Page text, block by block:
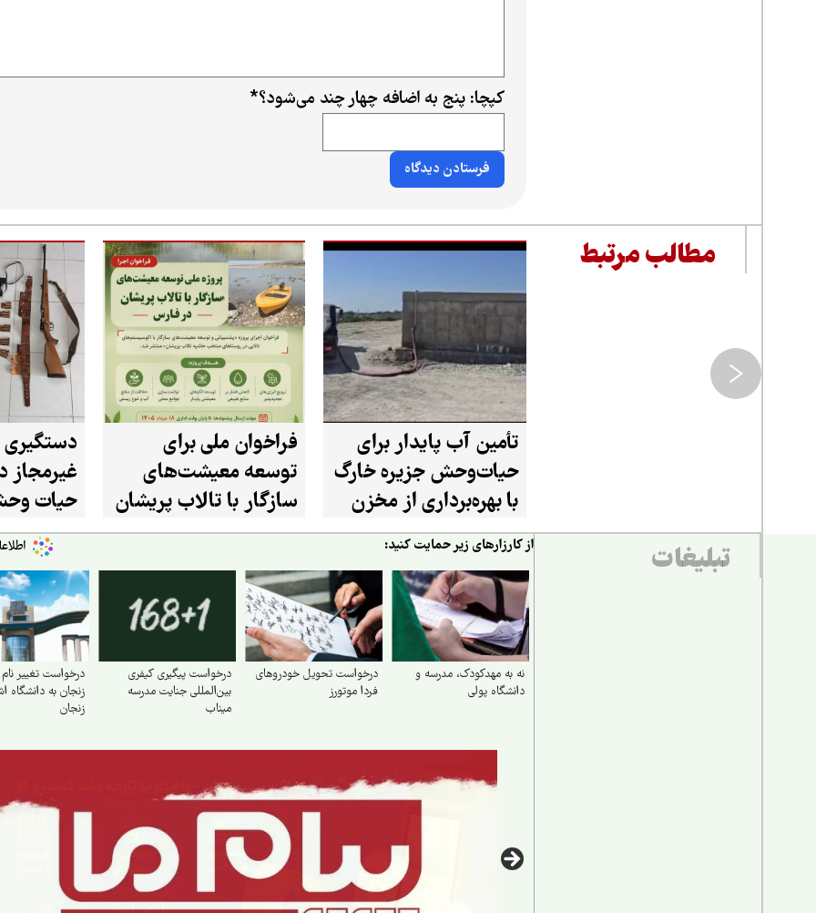
کپچا: پنج به اضافه چهار چند می‌شود؟*
مطالب مرتبط
تأمین آب پایدار برای
حیات‌وحش جزیره خارگ
با بهره‌برداری از مخزن
۲۰ هزار لیتری
فراخوان ملی برای
توسعه معیشت‌های
سازگار با تالاب پریشان
در استان فارس
غیرمجاز
حیات
شازند
تبلیغات از کارزارهای زیر حمایت کنید:
نه به مهدکودک، مدرسه و
دانشگاه پولی
درخواست تحویل خودروهای
فردا موتورز
درخواست پیگیری کیفری
بین‌المللی جنایت مدرسه
میناب
درخواست تغییر
زنجان به دانشگاه
زنجان